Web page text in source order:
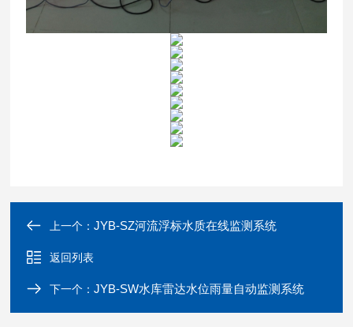
上一个：JYB-SZ河流浮标水质在线监测系统
返回列表
下一个：JYB-SW水库雷达水位雨量自动监测系统